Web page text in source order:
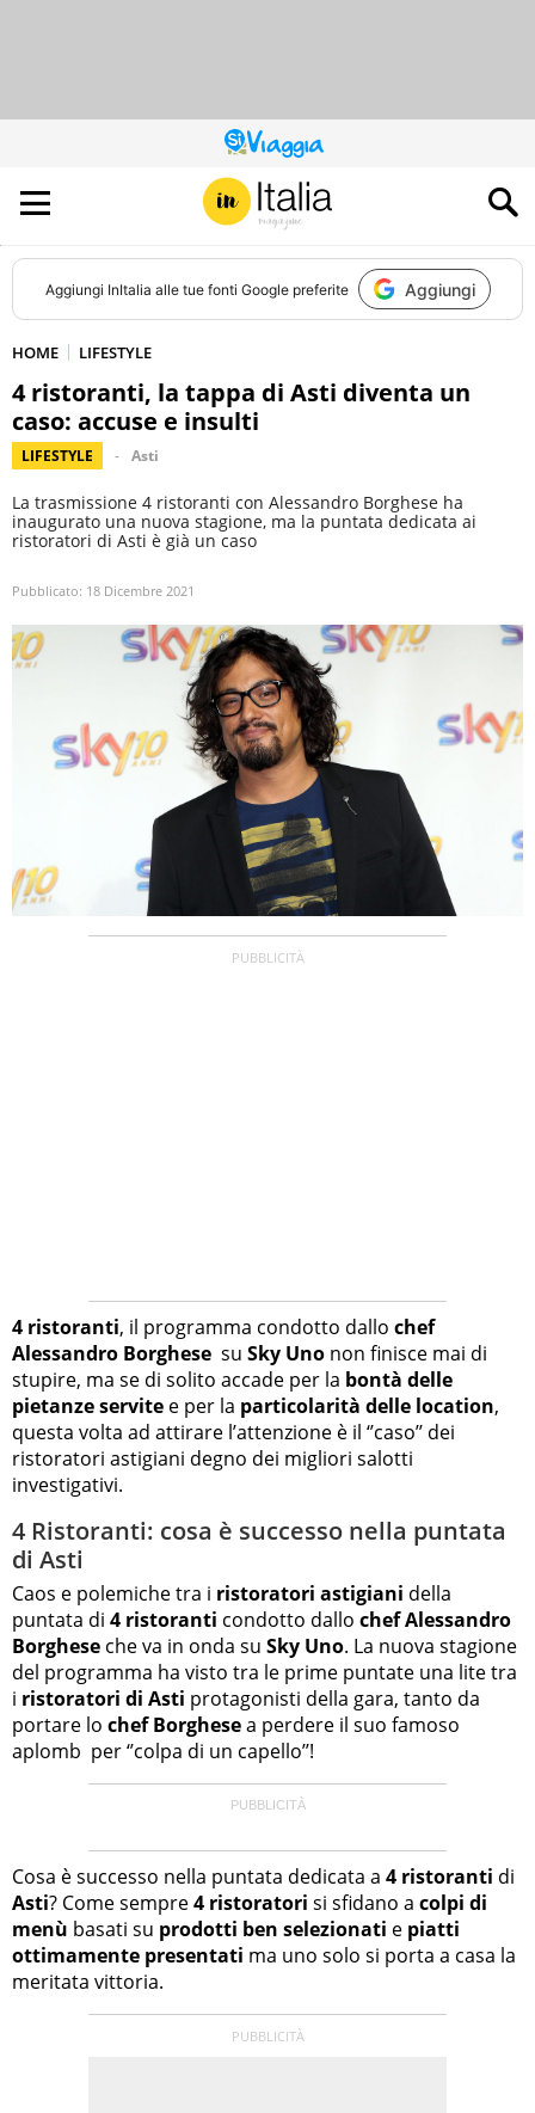
QUESTO
SITO
CONTRIBUISCE
ALL’AUDIENCE
DI
Aggiungi InItalia alle tue fonti Google preferite Aggiungi
HOME LIFESTYLE
4 ristoranti, la tappa di Asti diventa un
caso: accuse e insulti
LIFESTYLE Asti
La trasmissione 4 ristoranti con Alessandro Borghese ha
inaugurato una nuova stagione, ma la puntata dedicata ai
ristoratori di Asti è già un caso
Pubblicato: 18 Dicembre 2021
4 ristoranti, il programma condotto dallo chef
Alessandro Borghese su Sky Uno non finisce mai di
stupire, ma se di solito accade per la bontà delle
pietanze servite e per la particolarità delle location,
questa volta ad attirare l’attenzione è il ‘’caso’’ dei
ristoratori astigiani degno dei migliori salotti
investigativi.
4 Ristoranti: cosa è successo nella puntata
di Asti
Caos e polemiche tra i ristoratori astigiani della
puntata di 4 ristoranti condotto dallo chef Alessandro
Borghese che va in onda su Sky Uno. La nuova stagione
del programma ha visto tra le prime puntate una lite tra
i ristoratori di Asti protagonisti della gara, tanto da
portare lo chef Borghesea perdere il suo famoso
aplomb per ‘’colpa di un capello’’!
Cosa è successo nella puntata dedicata a 4 ristoranti di
Asti? Come sempre4 ristoratori si sfidano a colpi di
menù basati su prodotti ben selezionati e piatti
ottimamente presentati ma uno solo si porta a casa la
meritata vittoria.